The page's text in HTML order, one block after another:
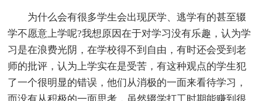
为什么会有很多学生会出现厌学、逃学有的甚至辍
学不愿意上学呢?我想原因在于对学习没有乐趣，认为学
习是在浪费光阴，在学校得不到自由，有时还会受到老
师的批评，认为上学实在是受苦，有这种观点的学生犯
了一个很明显的错误，他们从消极的一面来看待学习，